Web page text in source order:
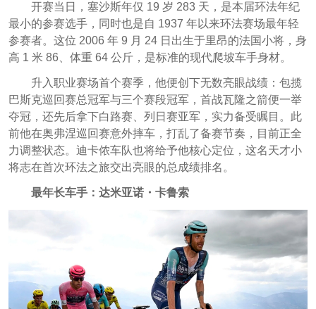
开赛当日，塞沙斯年仅 19 岁 283 天，是本届环法年纪
最小的参赛选手，同时也是自 1937 年以来环法赛场最年轻
参赛者。这位 2006 年 9 月 24 日出生于里昂的法国小将，身
高 1 米 86、体重 64 公斤，是标准的现代爬坡车手身材。
升入职业赛场首个赛季，他便创下无数亮眼战绩：包揽
巴斯克巡回赛总冠军与三个赛段冠军，首战瓦隆之箭便一举
夺冠，还先后拿下白路赛、列日赛亚军，实力备受瞩目。此
前他在奥弗涅巡回赛意外摔车，打乱了备赛节奏，目前正全
力调整状态。迪卡侬车队也将给予他核心定位，这名天才小
将志在首次环法之旅交出亮眼的总成绩排名。
最年长车手：达米亚诺・卡鲁索